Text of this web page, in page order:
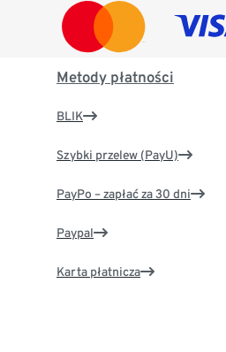
Metody płatności
BLIK
Szybki przelew (PayU)
PayPo – zapłać za 30 dni
Paypal
Karta płatnicza